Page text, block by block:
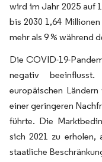
wird im Jahr 2025 auf
bis 2030 1,64
mehr als 9 % während
Die COVID-19-
negativ
europäischen
einer geringeren
führte. Die
sich 2021 zu erholen,
staatliche